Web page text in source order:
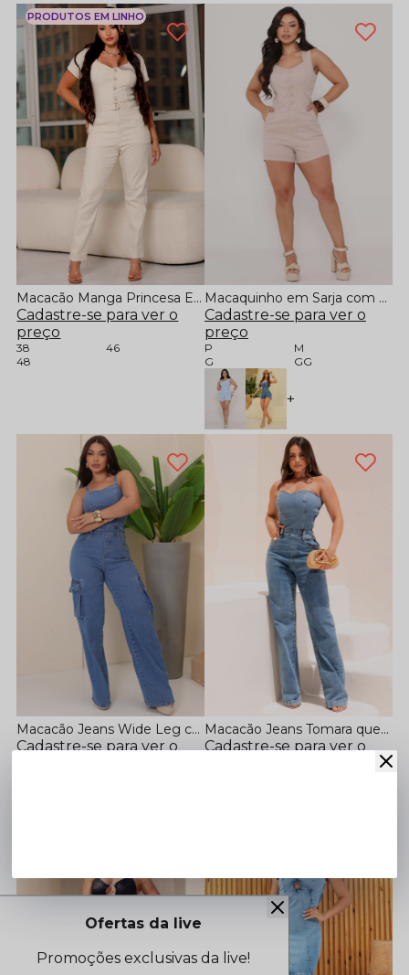
PRODUTOS EM LINHO
Macacão Manga Princesa Em Linho
Cadastre-se para ver o
preço
38
46
48
Macaquinho em Sarja com Bolsos Funcionais Bege
Cadastre-se para ver o
preço
P
M
G
GG
+
Macacão Jeans Wide Leg com Bolsos Cargo
Cadastre-se para ver o
Macacão Jeans Tomara que Caia com Bolsos Funcionais
Cadastre-se para ver o
Ofertas da live
Promoções exclusivas da live!